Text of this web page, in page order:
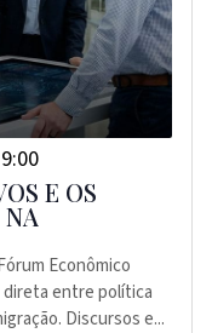
E OS
Econômico
direta entre política
Discursos e...